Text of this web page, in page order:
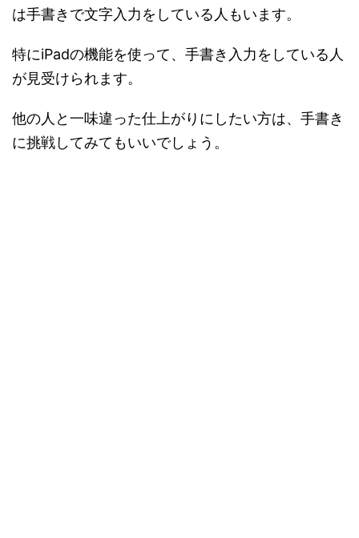
は手書きで文字入力をしている人もいます。
特にiPadの機能を使って、手書き入力をしている人
が見受けられます。
他の人と一味違った仕上がりにしたい方は、手書き
に挑戦してみてもいいでしょう。